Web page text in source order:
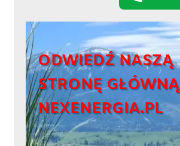
ODWIEDŹ NASZĄ
STRONĘ GŁÓWNĄ
NEXENERGIA.PL